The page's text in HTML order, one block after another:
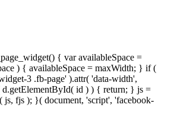
{ var availableSpace =
) { availableSpace = maxWidth; } if (
3 .fb-page' ).attr( 'data-width',
id ) ) { return; } js =
js, fjs ); }( document, 'script', 'facebook-